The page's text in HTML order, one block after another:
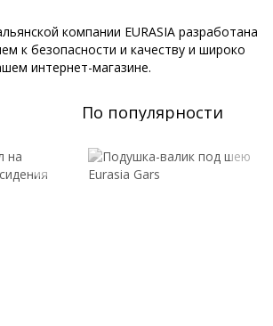
компании EURASIA разработана
к безопасности и качеству и широко
интернет-магазине.
По популярности